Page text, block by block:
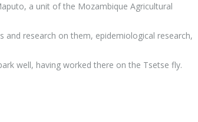
a unit of the Mozambique Agricultural
research on them, epidemiological research,
well, having worked there on the Tsetse fly.